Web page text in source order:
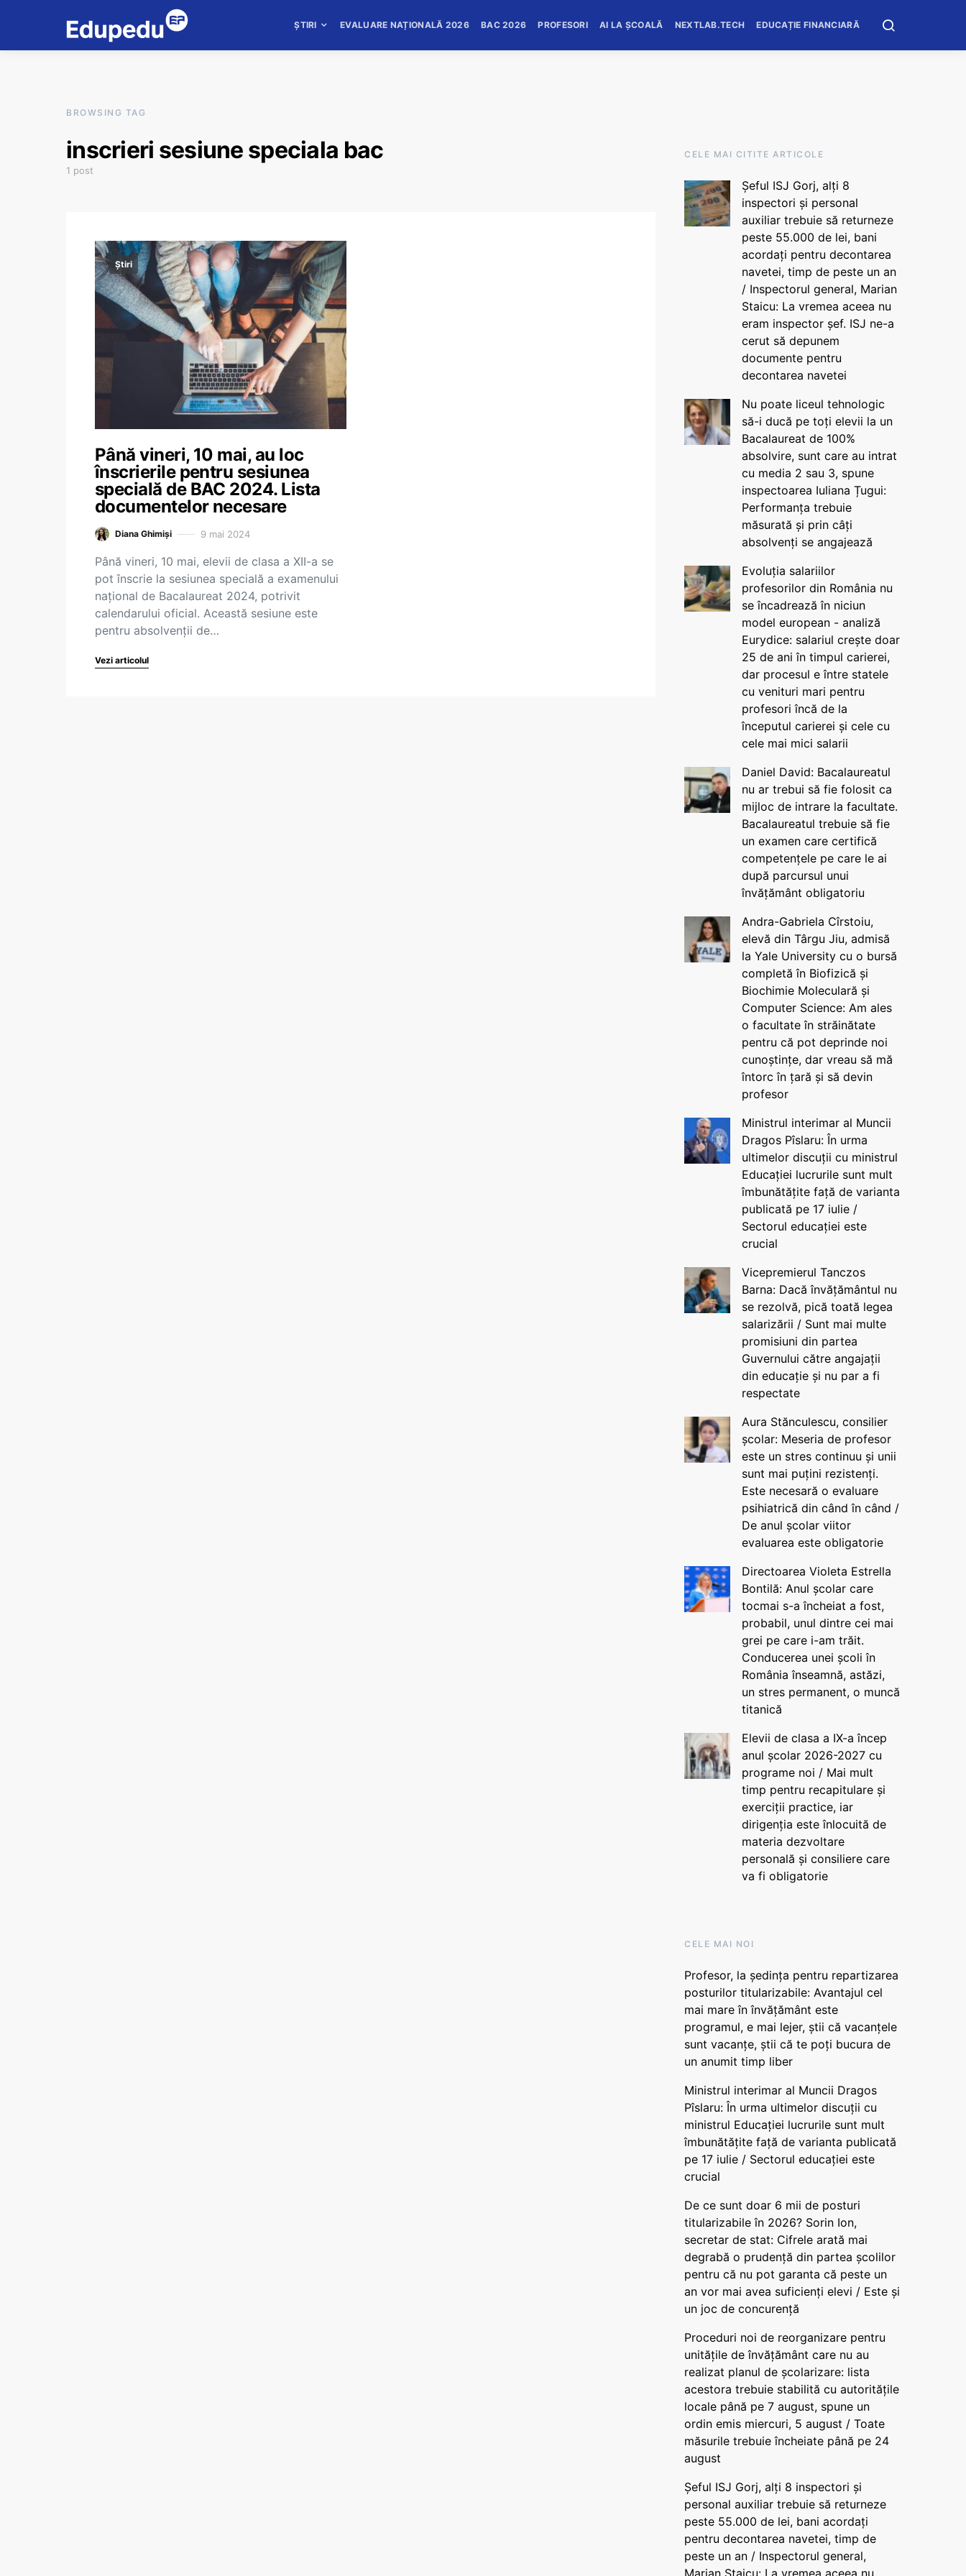
ȘTIRI EVALUARE NAȚIONALĂ 2026 BAC 2026 PROFESORI AI LA ȘCOALĂ NEXTLAB.TECH EDUCAȚIE FINANCIARĂ
BROWSING TAG
inscrieri sesiune speciala bac
1 post
Știri
Până vineri, 10 mai, au loc
înscrierile pentru sesiunea
specială de BAC 2024. Lista
documentelor necesare
Diana Ghimiși 9 mai 2024
Până vineri, 10 mai, elevii de clasa a XII-a se
pot înscrie la sesiunea specială a examenului
național de Bacalaureat 2024, potrivit
calendarului oficial. Această sesiune este
pentru absolvenții de…
Vezi articolul
CELE MAI CITITE ARTICOLE
Șeful ISJ Gorj, alți 8
inspectori și personal
auxiliar trebuie să returneze
peste 55.000 de lei, bani
acordați pentru decontarea
navetei, timp de peste un an
/ Inspectorul general, Marian
Staicu: La vremea aceea nu
eram inspector șef. ISJ ne-a
cerut să depunem
documente pentru
decontarea navetei
Nu poate liceul tehnologic
să-i ducă pe toți elevii la un
Bacalaureat de 100%
absolvire, sunt care au intrat
cu media 2 sau 3, spune
inspectoarea Iuliana Țugui:
Performanța trebuie
măsurată și prin câți
absolvenți se angajează
Evoluția salariilor
profesorilor din România nu
se încadrează în niciun
model european - analiză
Eurydice: salariul crește doar
25 de ani în timpul carierei,
dar procesul e între statele
cu venituri mari pentru
profesori încă de la
începutul carierei și cele cu
cele mai mici salarii
Daniel David: Bacalaureatul
nu ar trebui să fie folosit ca
mijloc de intrare la facultate.
Bacalaureatul trebuie să fie
un examen care certifică
competențele pe care le ai
după parcursul unui
învățământ obligatoriu
Andra-Gabriela Cîrstoiu,
elevă din Târgu Jiu, admisă
la Yale University cu o bursă
completă în Biofizică și
Biochimie Moleculară și
Computer Science: Am ales
o facultate în străinătate
pentru că pot deprinde noi
cunoștințe, dar vreau să mă
întorc în țară și să devin
profesor
Ministrul interimar al Muncii
Dragos Pîslaru: În urma
ultimelor discuții cu ministrul
Educației lucrurile sunt mult
îmbunătățite față de varianta
publicată pe 17 iulie /
Sectorul educației este
crucial
Vicepremierul Tanczos
Barna: Dacă învățământul nu
se rezolvă, pică toată legea
salarizării / Sunt mai multe
promisiuni din partea
Guvernului către angajații
din educație și nu par a fi
respectate
Aura Stănculescu, consilier
școlar: Meseria de profesor
este un stres continuu și unii
sunt mai puțini rezistenți.
Este necesară o evaluare
psihiatrică din când în când /
De anul școlar viitor
evaluarea este obligatorie
Directoarea Violeta Estrella
Bontilă: Anul școlar care
tocmai s-a încheiat a fost,
probabil, unul dintre cei mai
grei pe care i-am trăit.
Conducerea unei școli în
România înseamnă, astăzi,
un stres permanent, o muncă
titanică
Elevii de clasa a IX-a încep
anul școlar 2026-2027 cu
programe noi / Mai mult
timp pentru recapitulare și
exerciții practice, iar
dirigenția este înlocuită de
materia dezvoltare
personală și consiliere care
va fi obligatorie
CELE MAI NOI
Profesor, la ședința pentru repartizarea
posturilor titularizabile: Avantajul cel
mai mare în învățământ este
programul, e mai lejer, știi că vacanțele
sunt vacanţe, știi că te poți bucura de
un anumit timp liber
Ministrul interimar al Muncii Dragos
Pîslaru: În urma ultimelor discuții cu
ministrul Educației lucrurile sunt mult
îmbunătățite față de varianta publicată
pe 17 iulie / Sectorul educației este
crucial
De ce sunt doar 6 mii de posturi
titularizabile în 2026? Sorin Ion,
secretar de stat: Cifrele arată mai
degrabă o prudență din partea școlilor
pentru că nu pot garanta că peste un
an vor mai avea suficienți elevi / Este și
un joc de concurență
Proceduri noi de reorganizare pentru
unitățile de învățământ care nu au
realizat planul de școlarizare: lista
acestora trebuie stabilită cu autoritățile
locale până pe 7 august, spune un
ordin emis miercuri, 5 august / Toate
măsurile trebuie încheiate până pe 24
august
Șeful ISJ Gorj, alți 8 inspectori și
personal auxiliar trebuie să returneze
peste 55.000 de lei, bani acordați
pentru decontarea navetei, timp de
peste un an / Inspectorul general,
Marian Staicu: La vremea aceea nu